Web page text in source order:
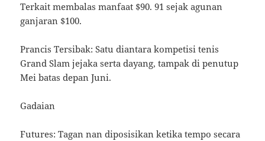
Terkait membalas manfaat $90. 91 sejak agunan
ganjaran $100.
Prancis Tersibak: Satu diantara kompetisi tenis
Grand Slam jejaka serta dayang, tampak di penutup
Mei batas depan Juni.
Gadaian
Futures: Tagan nan diposisikan ketika tempo secara